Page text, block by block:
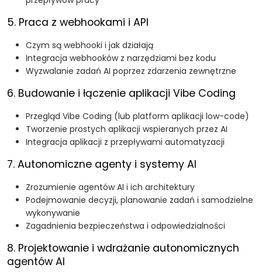
5. Praca z webhookami i API
Czym są webhooki i jak działają
Integracja webhooków z narzędziami bez kodu
Wyzwalanie zadań AI poprzez zdarzenia zewnętrzne
6. Budowanie i łączenie aplikacji Vibe Coding
Przegląd Vibe Coding (lub platform aplikacji low-code)
Tworzenie prostych aplikacji wspieranych przez AI
Integracja aplikacji z przepływami automatyzacji
7. Autonomiczne agenty i systemy AI
Zrozumienie agentów AI i ich architektury
Podejmowanie decyzji, planowanie zadań i samodzielne
wykonywanie
Zagadnienia bezpieczeństwa i odpowiedzialności
8. Projektowanie i wdrażanie autonomicznych
agentów AI